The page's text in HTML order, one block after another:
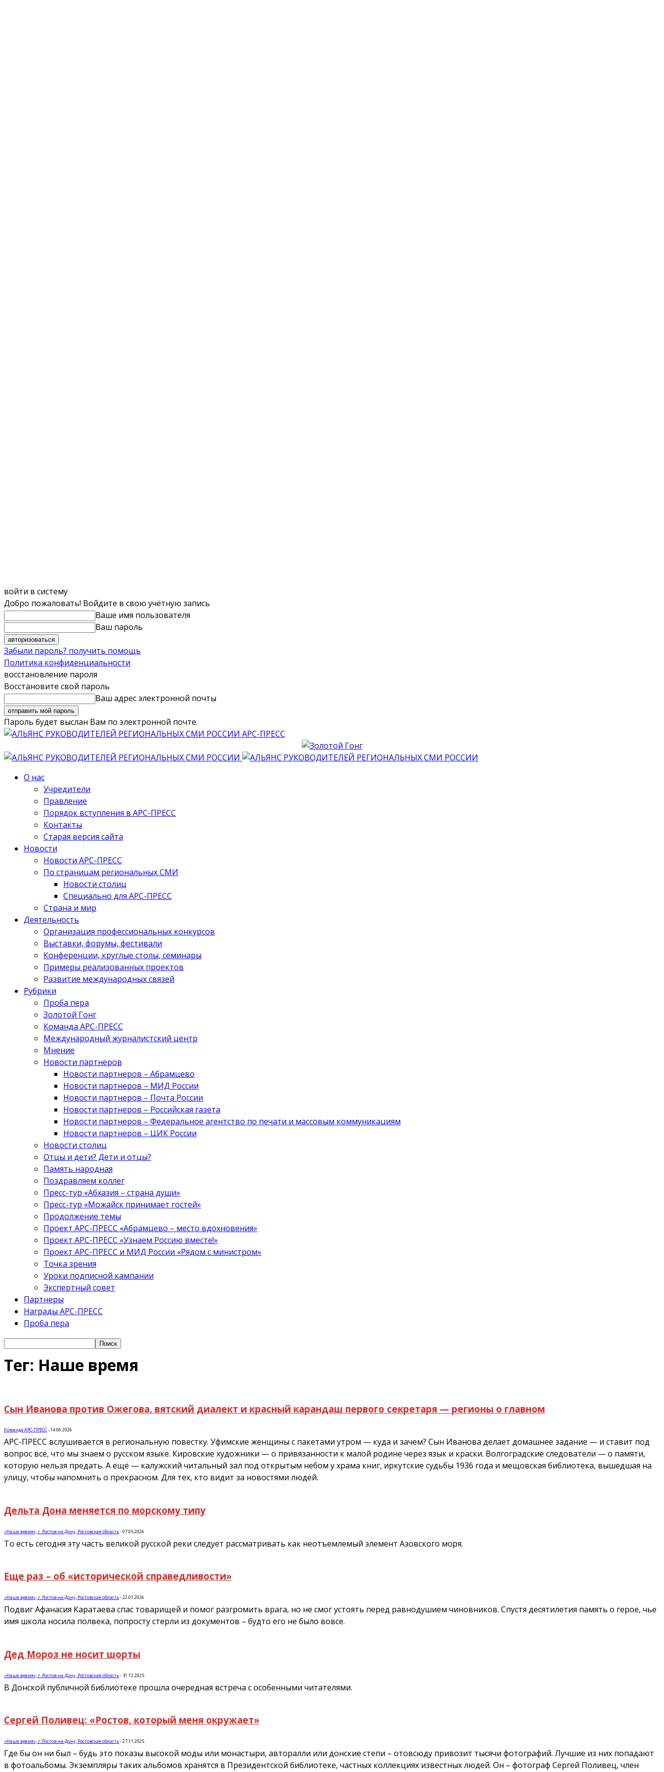
войти в систему
Добро пожаловать! Войдите в свою учётную запись
Ваше имя пользователя
Ваш пароль
Забыли пароль? получить помощь
Политика конфиденциальности
восстановление пароля
Восстановите свой пароль
Ваш адрес электронной почты
Пароль будет выслан Вам по электронной почте.
АРС-ПРЕСС
О нас
Учредители
Правление
Порядок вступления в АРС-ПРЕСС
Контакты
Старая версия сайта
Новости
Новости АРС-ПРЕСС
По страницам региональных СМИ
Новости столиц
Специально для АРС-ПРЕСС
Страна и мир
Деятельность
Организация профессиональных конкурсов
Выставки, форумы, фестивали
Конференции, круглые столы, семинары
Примеры реализованных проектов
Развитие международных связей
Рубрики
Проба пера
Золотой Гонг
Команда АРС-ПРЕСС
Международный журналистский центр
Мнение
Новости партнеров
Новости партнеров – Абрамцево
Новости партнеров – МИД России
Новости партнеров – Почта России
Новости партнеров – Российская газета
Новости партнеров – Федеральное агентство по печати и массовым коммуникациям
Новости партнеров – ЦИК России
Новости столиц
Отцы и дети? Дети и отцы?
Память народная
Поздравляем коллег
Пресс-тур «Абхазия – страна души»
Пресс-тур «Можайск принимает гостей»
Продолжение темы
Проект АРС-ПРЕСС «Абрамцево – место вдохновения»
Проект АРС-ПРЕСС «Узнаем Россию вместе!»
Проект АРС-ПРЕСС и МИД России «Рядом с министром»
Точка зрения
Уроки подписной кампании
Экспертный совет
Партнеры
Награды АРС-ПРЕСС
Проба пера
Тег: Наше время
Сын Иванова против Ожегова, вятский диалект и красный карандаш первого секретаря — регионы о главном
Команда АРС-ПРЕСС-14.06.2026
АРС-ПРЕСС вслушивается в региональную повестку. Уфимские женщины с пакетами утром — куда и зачем? Сын Иванова делает домашнее задание — и ставит под
вопрос всё, что мы знаем о русском языке. Кировские художники — о привязанности к малой родине через язык и краски. Волгоградские следователи — о памяти,
которую нельзя предать. А ещё — калужский читальный зал под открытым небом у храма книг, иркутские судьбы 1936 года и мещовская библиотека, вышедшая на
улицу, чтобы напомнить о прекрасном. Для тех, кто видит за новостями людей.
Дельта Дона меняется по морскому типу
«Наше время», г. Ростов-на-Дону, Ростовская область-07.05.2026
То есть сегодня эту часть великой русской реки следует рассматривать как неотъемлемый элемент Азовского моря.
Еще раз – об «исторической справедливости»
«Наше время», г. Ростов-на-Дону, Ростовская область-22.01.2026
Подвиг Афанасия Каратаева спас товарищей и помог разгромить врага, но не смог устоять перед равнодушием чиновников. Спустя десятилетия память о герое, чье
имя школа носила полвека, попросту стерли из документов – будто его не было вовсе.
Дед Мороз не носит шорты
«Наше время», г. Ростов-на-Дону, Ростовская область- 31.12.2025
В Донской публичной библиотеке прошла очередная встреча с особенными читателями.
Сергей Поливец: «Ростов, который меня окружает»
«Наше время», г. Ростов-на-Дону, Ростовская область-27.11.2025
Где бы он ни был – будь это показы высокой моды или монастыри, авторалли или донские степи – отовсюду привозит тысячи фотографий. Лучшие из них попадают
в фотоальбомы. Экземпляры таких альбомов хранятся в Президентской библиотеке, частных коллекциях известных людей. Он – фотограф Сергей Поливец, член